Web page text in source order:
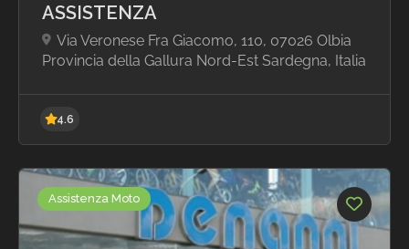
ASSISTENZA
Via Veronese Fra Giacomo, 110, 07026 Olbia
Provincia della Gallura Nord-Est Sardegna, Italia
Assistenza Moto